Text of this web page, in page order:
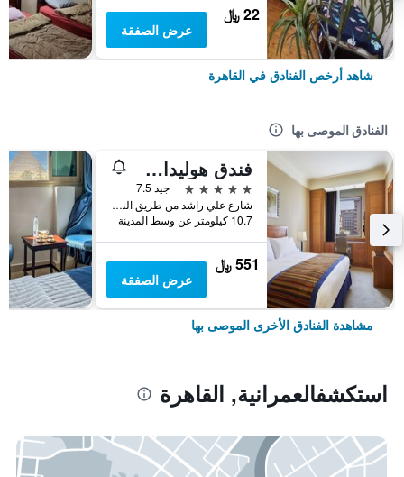
22 ﷼
عرض الصفقة
شاهد أرخص الفنادق في القاهرة
الفنادق الموصى بها
فندق هوليداي إن سيتي ستارز، أحد الفنادق من مجموعة فنادق إنتركونتيننتال
5 نجوم
جيد 7.5
شارع علي راشد من طريق النصر, القاهرة, مصر
10.7 كيلومتر عن وسط المدينة
551 ﷼
عرض الصفقة
مشاهدة الفنادق الأخرى الموصى بها
استكشفالعمرانية, القاهرة